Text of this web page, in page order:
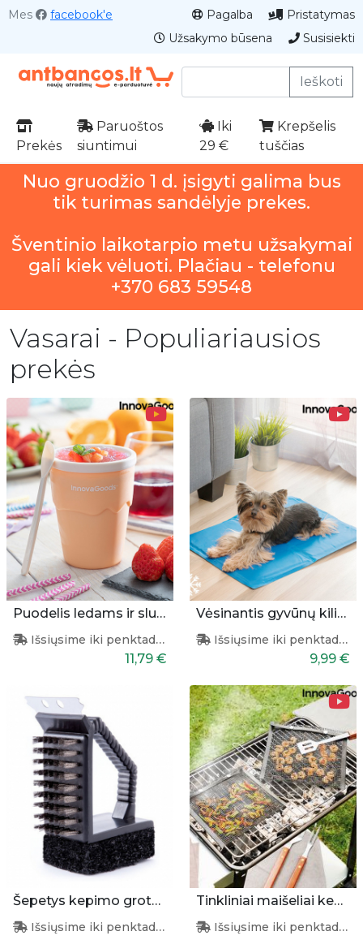
Mes facebook'e Pagalba
Pristatymas
Užsakymo būsena
Susisiekti
Ieškoti
Prekės
Paruoštos
siuntimui
Iki
29 €
Krepšelis
tuščias
Nuo gruodžio 1 d. įsigyti galima bus
tik turimas sandėlyje prekes.
Šventinio laikotarpio metu užsakymai
gali kiek vėluoti. Plačiau - telefonu
+370 683 59548
Vasarai - Populiariausios
prekės
Puodelis ledams ir slušiems gaminti
Išsiųsime iki penktadienio
11,79 €
Vėsinantis gyvūnų kilimėlis 40x50cm
Išsiųsime iki penktadienio
9,99 €
Šepetys kepimo grotelėms
Išsiųsime iki penktadienio
Tinkliniai maišeliai kepimui
Išsiųsime iki penktadienio